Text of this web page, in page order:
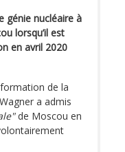
génie nucléaire à
lorsqu’il est
en avril 2020
de la
a admis
de Moscou en